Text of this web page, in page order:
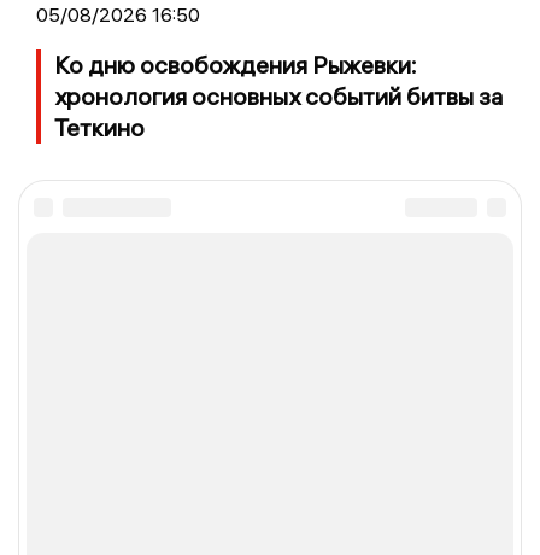
05/08/2026 16:50
Ко дню освобождения Рыжевки:
хронология основных событий битвы за
Теткино